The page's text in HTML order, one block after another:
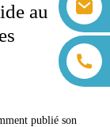
Guoau
publié son